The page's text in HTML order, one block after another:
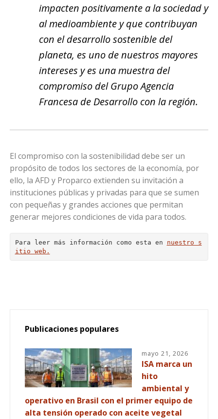
impacten positivamente a la sociedad y
al medioambiente y que contribuyan
con el desarrollo sostenible del
planeta, es uno de nuestros mayores
intereses y es una muestra del
compromiso del Grupo Agencia
Francesa de Desarrollo con la región.
El compromiso con la sostenibilidad debe ser un
propósito de todos los sectores de la economía, por
ello, la AFD y Proparco extienden su invitación a
instituciones públicas y privadas para que se sumen
con pequeñas y grandes acciones que permitan
generar mejores condiciones de vida para todos.
Para leer más información como esta en nuestro s
itio web.
Publicaciones populares
mayo 21, 2026
ISA marca un
hito
ambiental y
operativo en Brasil con el primer equipo de
alta tensión operado con aceite vegetal